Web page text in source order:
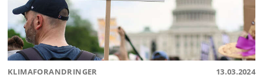
KLIMAFORANDRINGER 13.03.2024